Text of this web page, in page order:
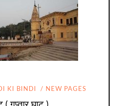
KI BINDI NEW PAGES